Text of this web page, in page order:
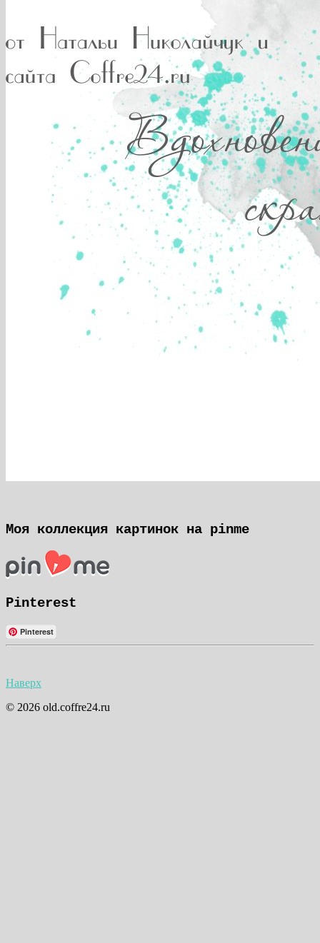
Моя коллекция картинок на pinme
Pinterest
Pinterest
Наверх
© 2026 old.coffre24.ru